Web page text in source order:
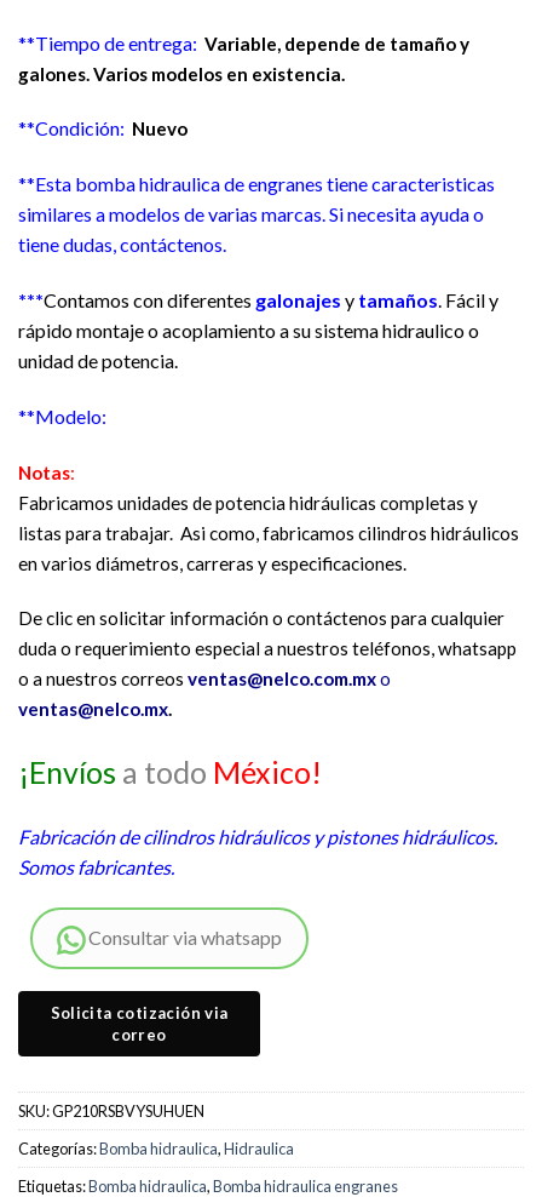
**Tiempo de entrega: Variable, depende de tamaño y
galones. Varios modelos en existencia.
**Condición: Nuevo
**Esta bomba hidraulica de engranes tiene caracteristicas
similares a modelos de varias marcas. Si necesita ayuda o
tiene dudas, contáctenos.
***Contamos con diferentes galonajes y tamaños. Fácil y
rápido montaje o acoplamiento a su sistema hidraulico o
unidad de potencia.
**Modelo:
Notas:
Fabricamos unidades de potencia hidráulicas completas y
listas para trabajar. Asi como, fabricamos cilindros hidráulicos
en varios diámetros, carreras y especificaciones.
De clic en solicitar información o contáctenos para cualquier
duda o requerimiento especial a nuestros teléfonos, whatsapp
o a nuestros correos ventas@nelco.com.mxo
ventas@nelco.mx.
¡Envíos a todo México!
Fabricación de cilindros hidráulicos y pistones hidráulicos.
Somos fabricantes.
Consultar via whatsapp
SKU:GP210RSBVYSUHUEN
Categorías:Bomba hidraulica,Hidraulica
Etiquetas:Bomba hidraulica,Bomba hidraulica engranes